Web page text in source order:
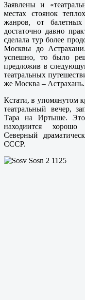
Заявлены и
местах стоянок
жанров, от
достаточно давно
сделала тур более
Москвы до
успешно, то было
предложив в
театральных
же Москва – Астрахань.
Кстати, в упомянутом
театральный вечер,
Тара на Иртыше.
находиится хорошо
Северный
СССР.